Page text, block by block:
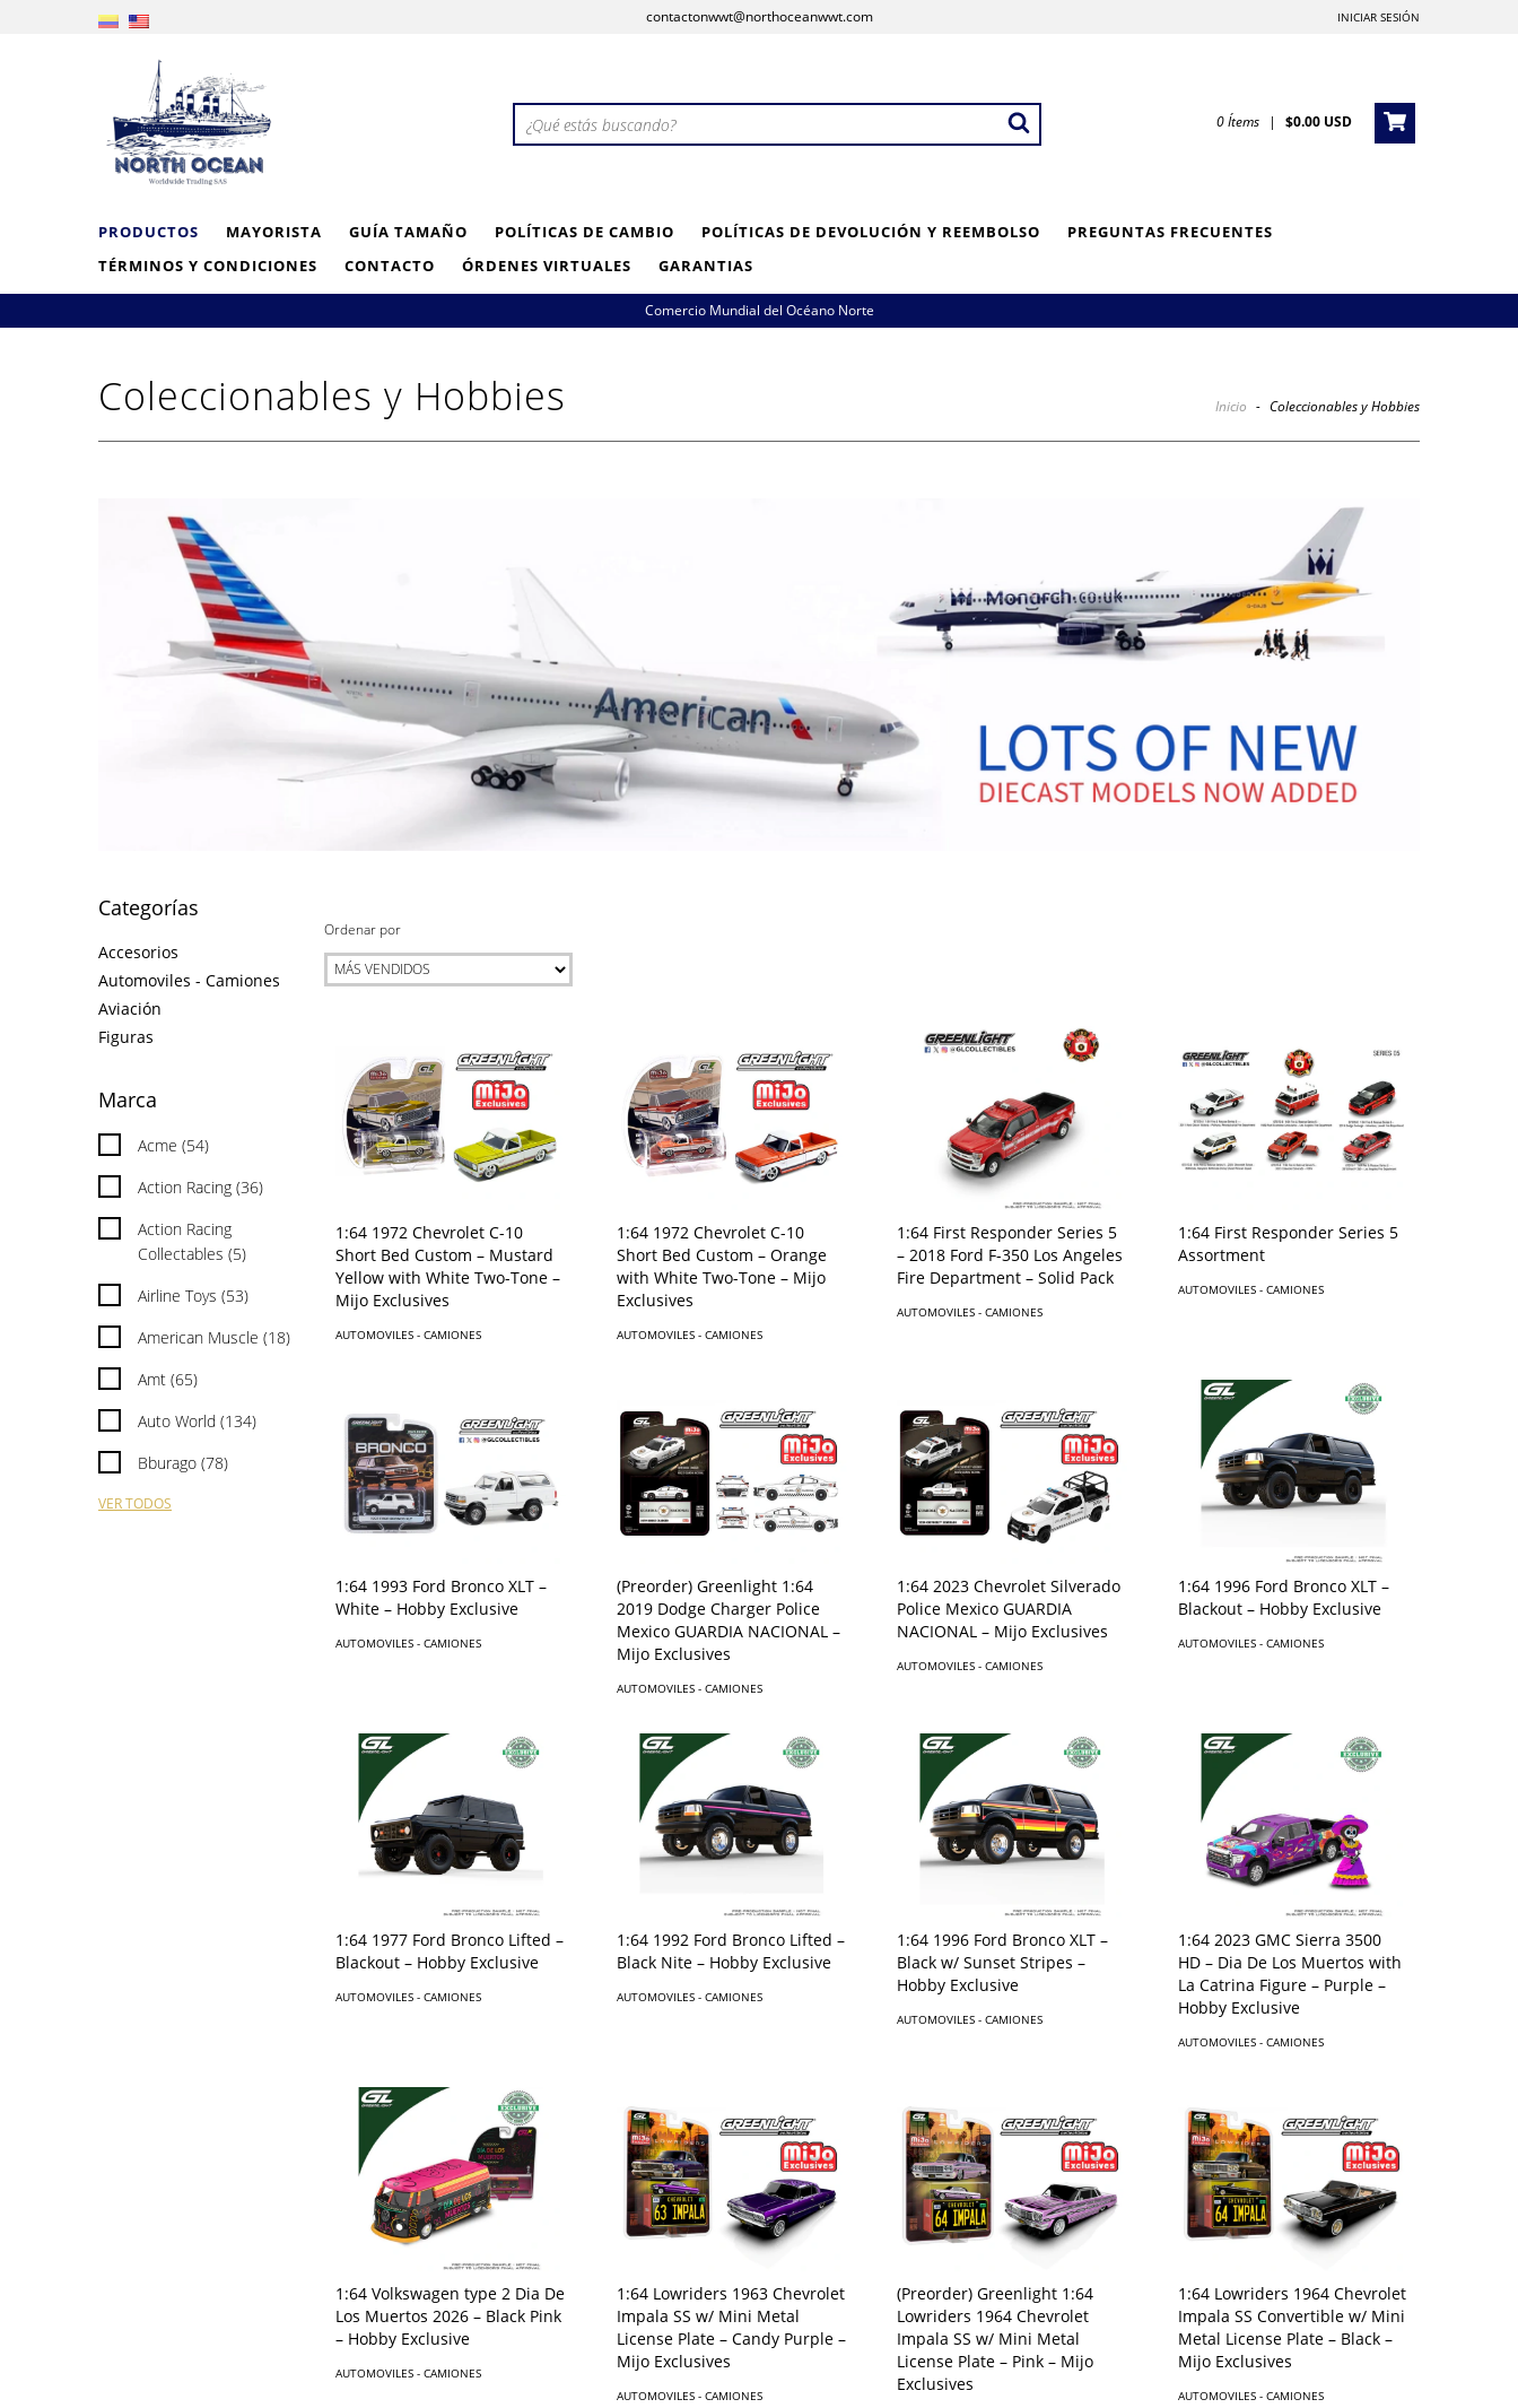
contactonwwt@northoceanwwt.com INICIAR SESIÓN
0Ítems | $0.00 USD
PRODUCTOS MAYORISTA GUÍA TAMAÑO POLÍTICAS DE CAMBIO POLÍTICAS DE DEVOLUCIÓN Y REEMBOLSO
PREGUNTAS FRECUENTES
TÉRMINOS Y CONDICIONES
CONTACTO ÓRDENES VIRTUALES GARANTIAS
Comercio Mundial del Océano Norte
Coleccionables y Hobbies Inicio - Coleccionables y Hobbies
Categorías
Accesorios
Automoviles - Camiones
Aviación
Figuras
Marca
Acme (54)
Action Racing (36)
Action Racing
Collectables (5)
Airline Toys (53)
American Muscle (18)
Amt (65)
Auto World (134)
Bburago (78)
VER TODOS
Ordenar por
1:64 1972 Chevrolet C-10
Short Bed Custom – Mustard
Yellow with White Two-Tone –
Mijo Exclusives
AUTOMOVILES - CAMIONES
1:64 1972 Chevrolet C-10
Short Bed Custom – Orange
with White Two-Tone – Mijo
Exclusives
AUTOMOVILES - CAMIONES
1:64 First Responder Series 5
– 2018 Ford F-350 Los Angeles
Fire Department – Solid Pack
AUTOMOVILES - CAMIONES
1:64 First Responder Series 5
Assortment
AUTOMOVILES - CAMIONES
1:64 1993 Ford Bronco XLT –
White – Hobby Exclusive
AUTOMOVILES - CAMIONES
(Preorder) Greenlight 1:64
2019 Dodge Charger Police
Mexico GUARDIA NACIONAL –
Mijo Exclusives
AUTOMOVILES - CAMIONES
1:64 2023 Chevrolet Silverado
Police Mexico GUARDIA
NACIONAL – Mijo Exclusives
AUTOMOVILES - CAMIONES
1:64 1996 Ford Bronco XLT –
Blackout – Hobby Exclusive
AUTOMOVILES - CAMIONES
1:64 1977 Ford Bronco Lifted –
Blackout – Hobby Exclusive
AUTOMOVILES - CAMIONES
1:64 1992 Ford Bronco Lifted –
Black Nite – Hobby Exclusive
AUTOMOVILES - CAMIONES
1:64 1996 Ford Bronco XLT –
Black w/ Sunset Stripes –
Hobby Exclusive
AUTOMOVILES - CAMIONES
1:64 2023 GMC Sierra 3500
HD – Dia De Los Muertos with
La Catrina Figure – Purple –
Hobby Exclusive
AUTOMOVILES - CAMIONES
1:64 Volkswagen type 2 Dia De
Los Muertos 2026 – Black Pink
– Hobby Exclusive
AUTOMOVILES - CAMIONES
1:64 Lowriders 1963 Chevrolet
Impala SS w/ Mini Metal
License Plate – Candy Purple –
Mijo Exclusives
AUTOMOVILES - CAMIONES
(Preorder) Greenlight 1:64
Lowriders 1964 Chevrolet
Impala SS w/ Mini Metal
License Plate – Pink – Mijo
Exclusives
1:64 Lowriders 1964 Chevrolet
Impala SS Convertible w/ Mini
Metal License Plate – Black –
Mijo Exclusives
AUTOMOVILES - CAMIONES